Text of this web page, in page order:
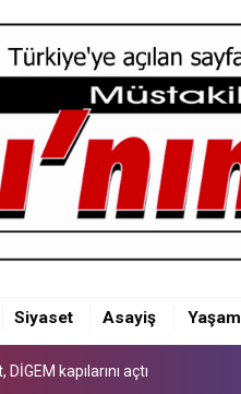
Siyaset Asayiş Yaşam
kapılarını açtı
kapılarını açtı